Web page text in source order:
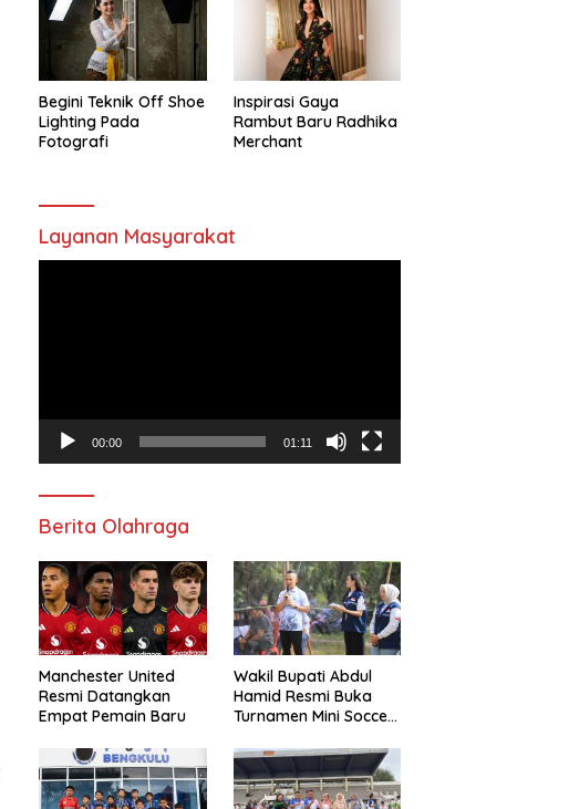
Begini Teknik Off Shoe
Lighting Pada
Fotografi
Inspirasi Gaya
Rambut Baru Radhika
Merchant
Layanan Masyarakat
00:00 01:11
Berita Olahraga
Manchester United
Resmi Datangkan
Empat Pemain Baru
Wakil Bupati Abdul
Hamid Resmi Buka
Turnamen Mini Soccer